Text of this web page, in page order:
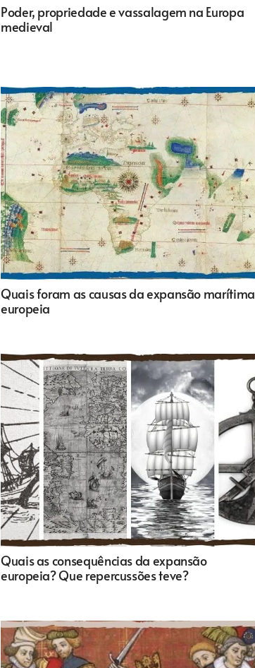
Poder, propriedade e vassalagem na Europa
medieval
Quais foram as causas da expansão marítima
europeia
Quais as consequências da expansão
europeia? Que repercussões teve?